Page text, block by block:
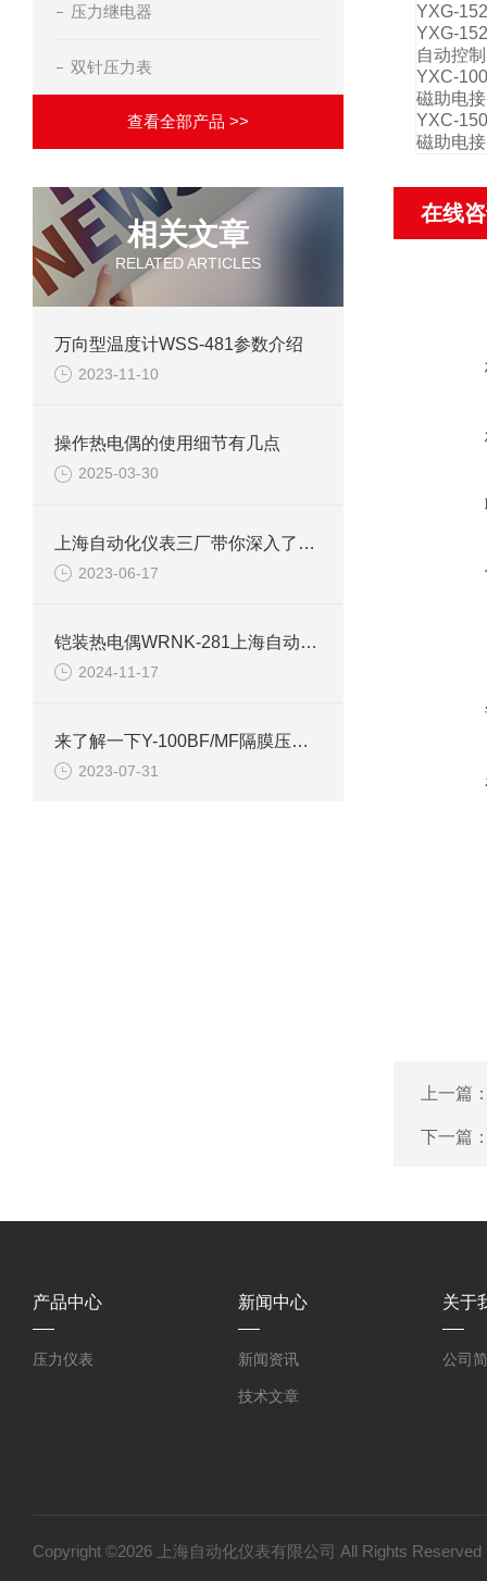
压力继电器
双针压力表
查看全部产品 >>
相关文章
RELATED ARTICLES
万向型温度计WSS-481参数介绍
2023-11-10
操作热电偶的使用细节有几点
2025-03-30
上海自动化仪表三厂带你深入了解铂电阻参数
2023-06-17
铠装热电偶WRNK-281上海自动化仪表三厂
2024-11-17
来了解一下Y-100BF/MF隔膜压力表的相关小常识
2023-07-31
YXG-
YXG-
自动控
YXC-
磁助电
YXC-
磁助电
在线
上一篇
下一篇
产品中心
压力仪表
新闻中心
新闻资讯
技术文章
关于
公司
Copyright ©2026 上海自动化仪表有限公司 All Rights